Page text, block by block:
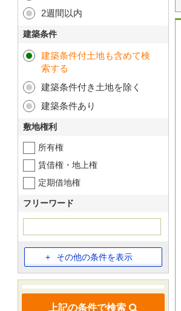
2週間以内
建築条件
建築条件付土地も含めて検
索する
建築条件付き土地を除く
建築条件あり
敷地権利
所有権
賃借権・地上権
定期借地権
フリーワード
その他の条件を表示
上記の条件で検索